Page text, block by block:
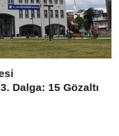
Dalga: 15 Gözaltı